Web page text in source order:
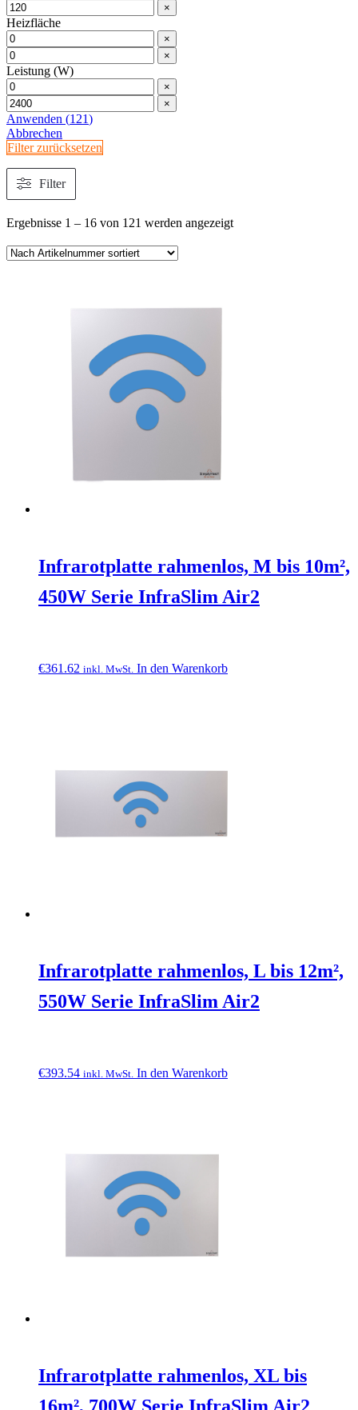
×
Heizfläche
×
×
Leistung (W)
×
×
Anwenden (121)
Abbrechen
Filter zurücksetzen
Filter
Ergebnisse 1 – 16 von 121 werden angezeigt
Infrarotplatte rahmenlos, M bis 10m²,
450W Serie InfraSlim Air2
€361.62 inkl. MwSt. In den Warenkorb
Infrarotplatte rahmenlos, L bis 12m²,
550W Serie InfraSlim Air2
€393.54 inkl. MwSt. In den Warenkorb
Infrarotplatte rahmenlos, XL bis
16m², 700W Serie InfraSlim Air2